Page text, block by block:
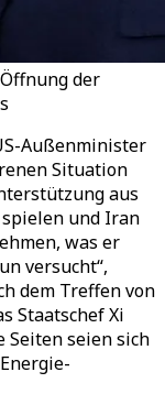
der
Außenminister
Situation
aus
und Iran
was er
versucht“,
dem Treffen von
Staatschef Xi
Seiten seien sich